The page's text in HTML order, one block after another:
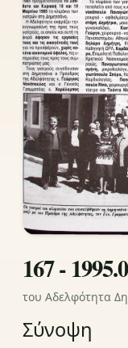
167 -
του Αδελφότητα
Σύνοψη